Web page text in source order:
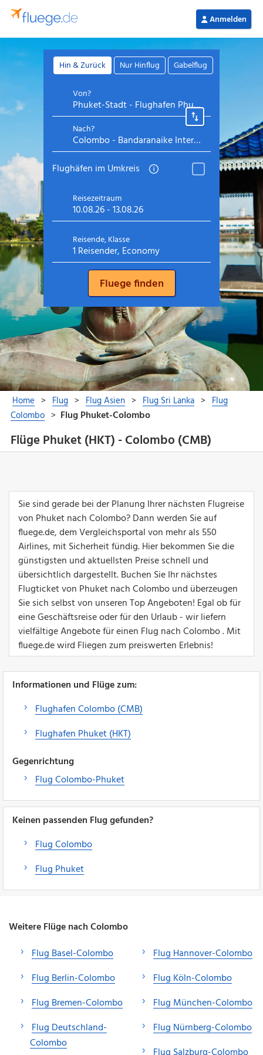
Flüge Phuket (HKT) - Colombo (CMB)
Sie sind gerade bei der Planung Ihrer nächsten Flugreise
von Phuket nach Colombo? Dann werden Sie auf
fluege.de, dem Vergleichsportal von mehr als 550
Airlines, mit Sicherheit fündig. Hier bekommen Sie die
günstigsten und aktuellsten Preise schnell und
übersichtlich dargestellt. Buchen Sie Ihr nächstes
Flugticket von Phuket nach Colombo und überzeugen
Sie sich selbst von unseren Top Angeboten! Egal ob für
eine Geschäftsreise oder für den Urlaub - wir liefern
vielfältige Angebote für einen Flug nach Colombo . Mit
fluege.de wird Fliegen zum preiswerten Erlebnis!
Informationen und Flüge zum:
Flughafen Colombo (CMB)
Flughafen Phuket (HKT)
Gegenrichtung
Flug Colombo-Phuket
Keinen passenden Flug gefunden?
Flug Colombo
Flug Phuket
Weitere Flüge nach Colombo
Flug Basel-Colombo
Flug Berlin-Colombo
Flug Bremen-Colombo
Flug Deutschland-
Colombo
Flug Hannover-Colombo
Flug Köln-Colombo
Flug München-Colombo
Flug Nürnberg-Colombo